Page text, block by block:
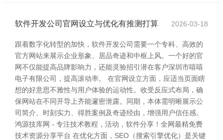
软件开发公司官网设立与优化有推测打算 2026-03-18
跟着数字化转型的加快，软件开发公司需要一个专科、高效的
官方网站来展示企业形象、居品奇迹和中枢上风。一个好的官
网不仅能提高品牌影响力，还能灵验招引潜在客户深圳市嘻嘻
电子有限公司，提高滚动率。 在官网设立方面，应适当页面瞎
想的好意思不雅性与用户体验的运动性。收受反应式布局，确
保网站在不同开导上齐能邃密泄露。同期，本体需明晰展示公
司简介、时刻实力、得胜案例及奇迹经由，增强用户信任感。
鸿源技库网 - 专注技术教程，活动，软件分享！全网最精免费
技术资源分享平台 在优化方面，SEO（搜索引擎优化）是关键